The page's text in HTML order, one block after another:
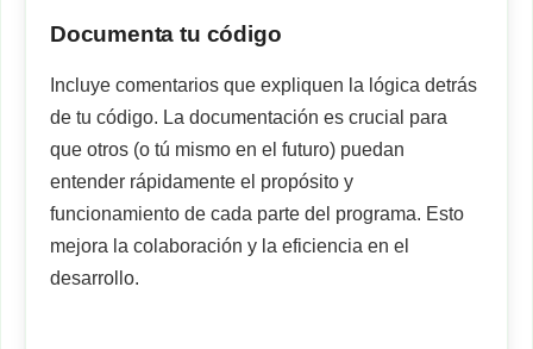
Documenta tu código
Incluye comentarios que expliquen la lógica detrás
de tu código. La documentación es crucial para
que otros (o tú mismo en el futuro) puedan
entender rápidamente el propósito y
funcionamiento de cada parte del programa. Esto
mejora la colaboración y la eficiencia en el
desarrollo.